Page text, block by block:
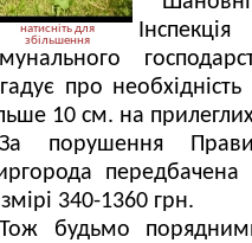
натисніть для
збільшення
про
10 см. на
За порушення
передбачена
340-1360 грн.
Тож будьмо